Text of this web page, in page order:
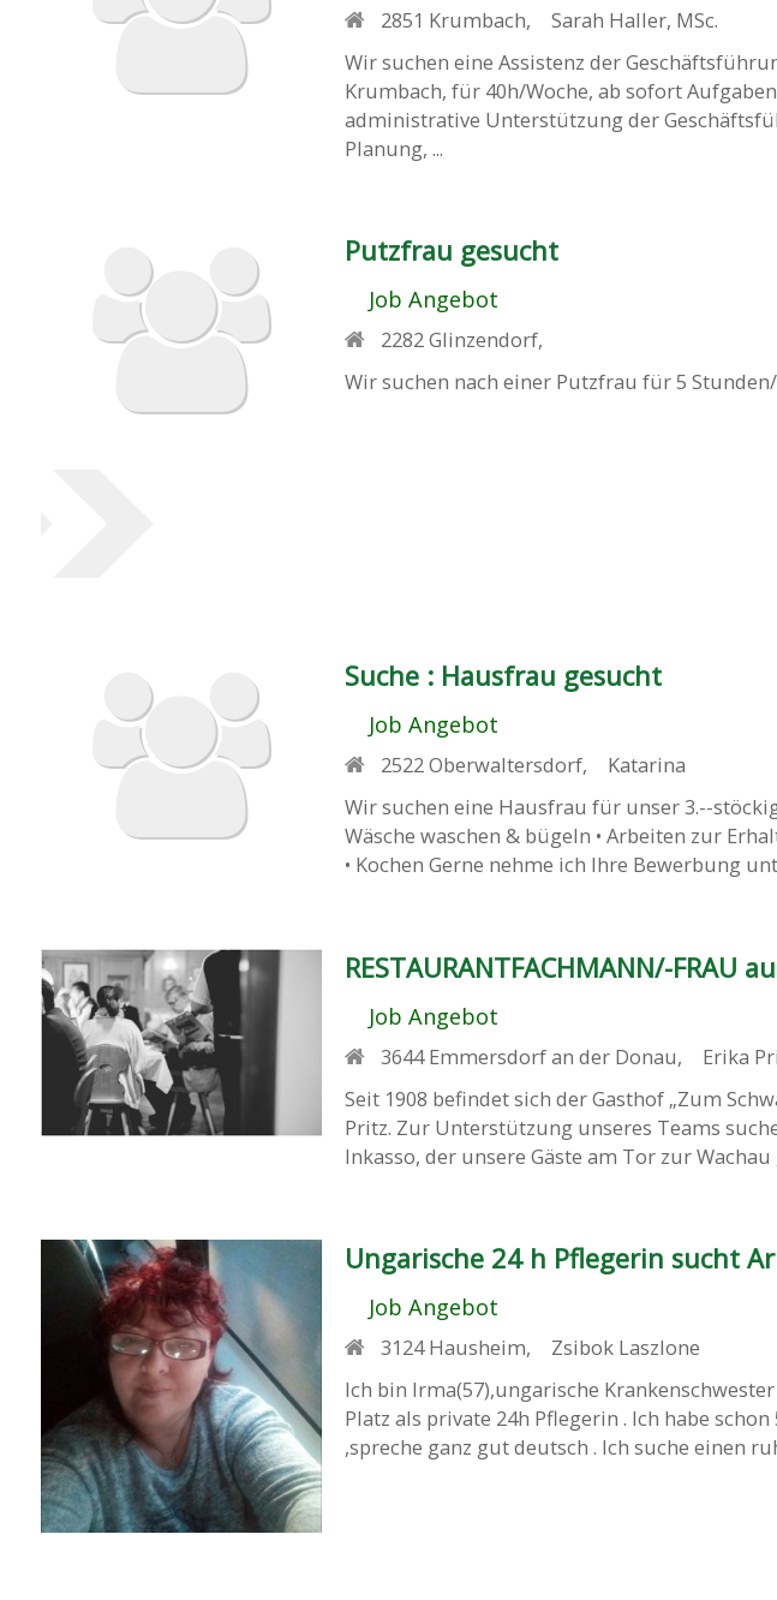
2851 Krumbach,
Sarah Haller, MSc.
Wir suchen eine Assistenz der
Krumbach, für 40h/Woche, ab sofort
administrative Unterstützung der
Planung, ...
Putzfrau gesucht
Job Angebot
2282Glinzendorf,
Wir suchen nach einer Putzfrau für 5
Suche : Hausfrau gesucht
Job Angebot
2522Oberwaltersdorf,
Katarina
Wir suchen eine Hausfrau für unser 3.--
Wäsche waschen & bügeln • Arbeiten zur
• Kochen Gerne nehme ich Ihre Bewerbung
RESTAURANTFACHMANN/-FRAU
Job Angebot
3644 Emmersdorf an der Donau,
Erika
Seit 1908 befindet sich der Gasthof „Zum
Pritz. Zur Unterstützung unseres Teams
Inkasso, der unsere Gäste am Tor zur
Ungarische 24 h Pflegerin sucht
Job Angebot
3124 Hausheim,
Zsibok Laszlone
Ich bin Irma(57),ungarische
Platz als private 24h Pflegerin . Ich habe
,spreche ganz gut deutsch . Ich suche einen